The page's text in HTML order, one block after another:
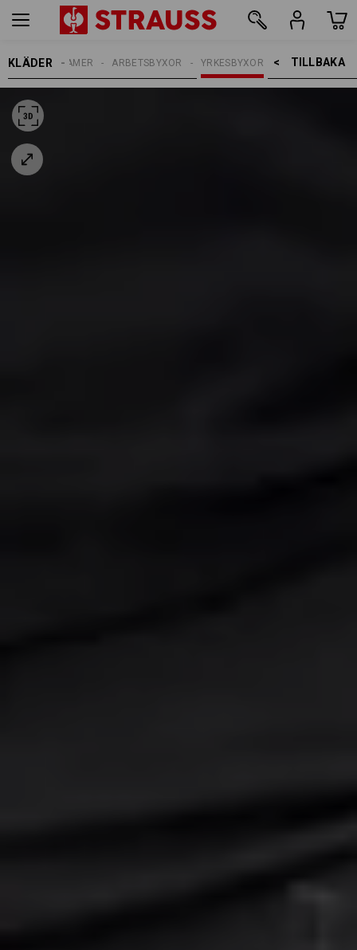
KLÄDER TILLBAKA    >
YRKESBYXOR
ARBETSBYXOR
DAMER